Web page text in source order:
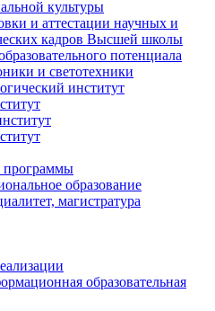
культуры
и аттестации научных и
кадров Высшей школы
потенциала
и светотехники
институт
программы
образование
магистратура
образовательная